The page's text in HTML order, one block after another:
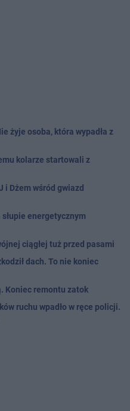
żyje osoba, która wypadła z
kolarze startowali z
i Dżem wśród gwiazd
energetycznym
ciągłej tuż przed pasami
dach. To nie koniec
Koniec remontu zatok
ruchu wpadło w ręce policji.